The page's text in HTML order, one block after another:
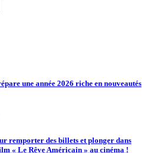
une année 2026 riche en nouveautés
remporter des billets et plonger dans
« Le Rêve Américain » au cinéma !